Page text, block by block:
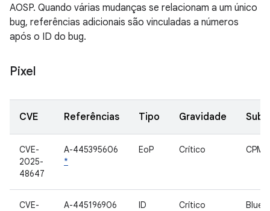
AOSP. Quando várias mudanças se relacionam a um único
bug, referências adicionais são vinculadas a números
após o ID do bug.
Pixel
CVE Referências Tipo Gravidade
CVE-
2025-
48647
A-445395606
*
EoP Crítico CPM
CVE-
A-445196906
ID Crítico